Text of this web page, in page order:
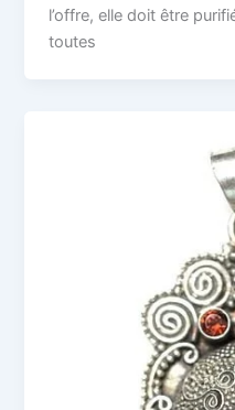
l’offre, elle doit être
toutes